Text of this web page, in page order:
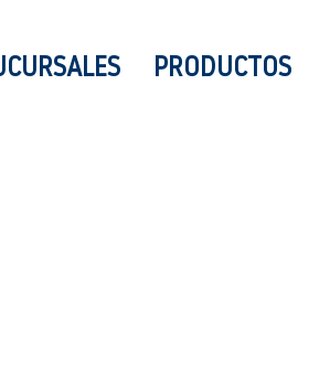
PRODUCTOS